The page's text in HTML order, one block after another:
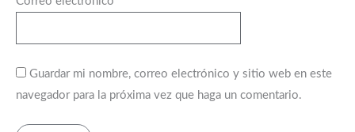
Guardar mi nombre, correo electrónico y sitio web en este
navegador para la próxima vez que haga un comentario.